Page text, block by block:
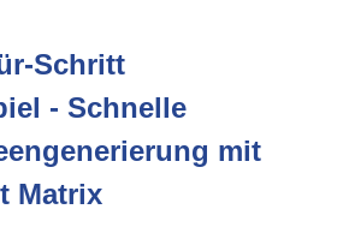
Schritt
- Schnelle
mit
Matrix